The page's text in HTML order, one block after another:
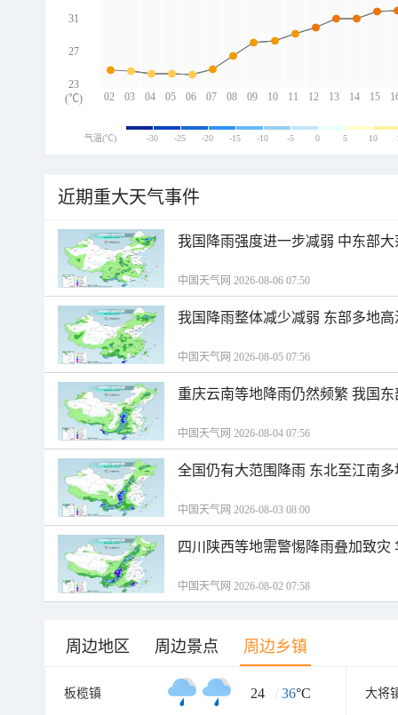
02 03 04 05 06 07 08 09 10 11 12 13 14 15
31
27
23
(℃)
气温(℃) -30 -25 -20 -15 -10 -5 0 5 10
近期重大天气事件
我国降雨强度进一步减弱 中东部
中国天气网 2026-08-06 07:50
我国降雨整体减少减弱 东部多地
中国天气网 2026-08-05 07:56
重庆云南等地降雨仍然频繁 我国
中国天气网 2026-08-04 07:56
全国仍有大范围降雨 东北至江南
中国天气网 2026-08-03 08:00
四川陕西等地需警惕降雨叠加致
中国天气网 2026-08-02 07:58
周边地区 周边景点 周边乡镇
板榄镇 24 / 36°C 大将